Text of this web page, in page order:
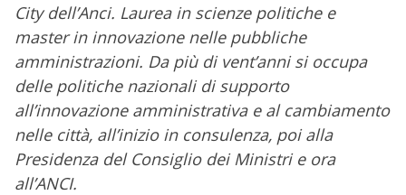
City dell’Anci. Laurea in scienze politiche e
master in innovazione nelle pubbliche
amministrazioni. Da più di vent’anni si occupa
delle politiche nazionali di supporto
all’innovazione amministrativa e al cambiamento
nelle città, all’inizio in consulenza, poi alla
Presidenza del Consiglio dei Ministri e ora
all’ANCI.